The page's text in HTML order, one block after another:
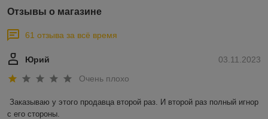
Отзывы о магазине
61 отзыва за всё время
03.11.2023
Юрий
Очень плохо
Заказываю у этого продавца второй раз. И второй раз полный игнор
с его стороны.